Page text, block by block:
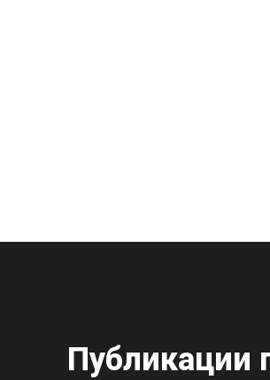
Публикации